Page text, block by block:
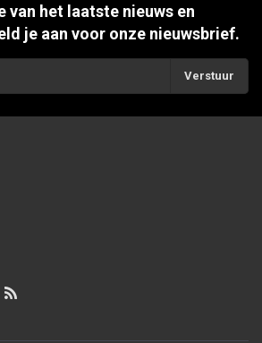
van het laatste nieuws en
je aan voor onze nieuwsbrief.
Verstuur